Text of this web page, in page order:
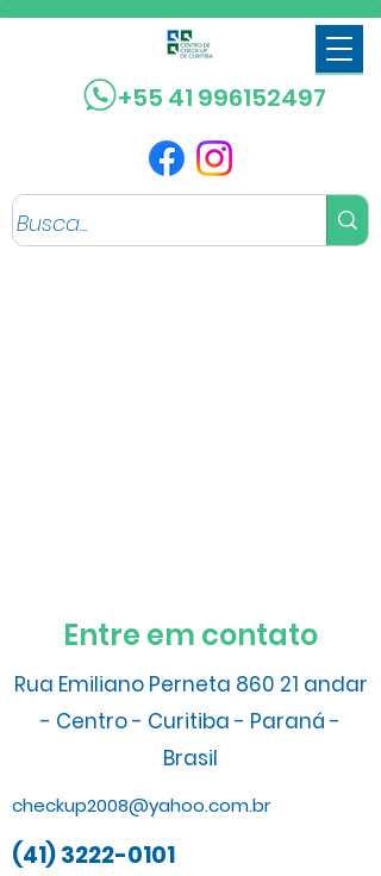
+55 41 996152497
Entre em contato
Rua Emiliano Perneta 860 21 andar
- Centro - Curitiba - Paraná -
Brasil
checkup2008@yahoo.com.br
(41) 3222-0101